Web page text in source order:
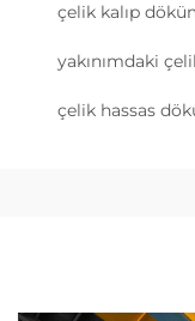
çelik kalıp
yakınımdaki
çelik hassas